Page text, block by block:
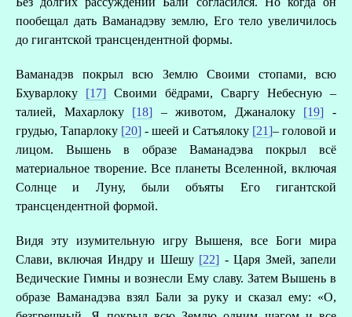
пообещал дать Ваманадэву землю, Его тело увеличилось
до гигантской трансцендентной формы.
Ваманадэв покрыл всю Землю Своими стопами, всю
Бхуварлоку [17] Своими бёдрами, Сваргу Небесную –
талией, Махарлоку [18] – животом, Джаналоку [19] -
грудью, Тапарлоку [20] - шеей и Сатъялоку [21]– головой и
лицом. Вышень в образе Ваманадэва покрыл всё
материальное творение. Все планеты Вселенной, включая
Солнце и Луну, были объяты Его гигантской
трансцендентной формой.
Видя эту изумительную игру Вышеня, все Боги мира
Слави, включая Индру и Шешу [22] - Царя Змей, запели
Ведические Гимны и вознесли Ему славу. Затем Вышень в
образе Ваманадэва взял Бали за руку и сказал ему: «О,